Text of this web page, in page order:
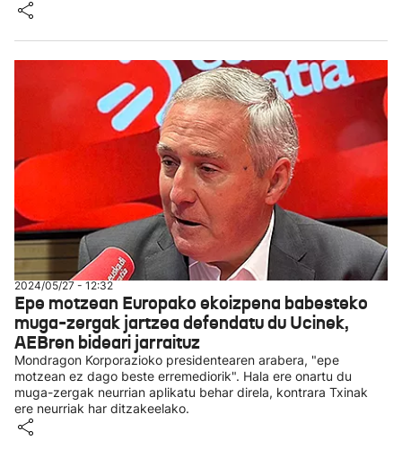
2024/05/27 - 12:32
Epe motzean Europako ekoizpena babesteko
muga-zergak jartzea defendatu du Ucinek,
AEBren bideari jarraituz
Mondragon Korporazioko presidentearen arabera, "epe
motzean ez dago beste erremediorik". Hala ere onartu du
muga-zergak neurrian aplikatu behar direla, kontrara Txinak
ere neurriak har ditzakeelako.